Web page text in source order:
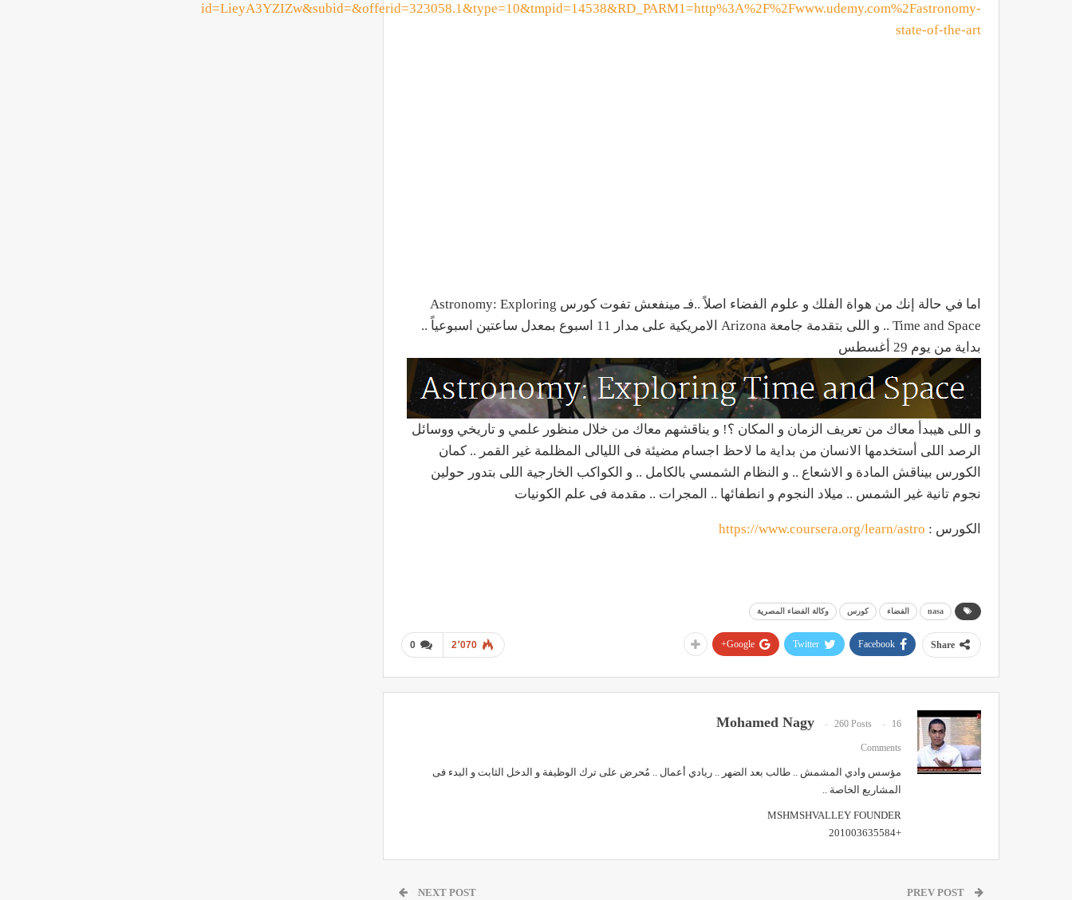
id=LieyA3YZIZw&subid=&offerid=323058.1&type=10&tmpid=14538&RD_PARM1=http%3A%2F%2Fwww.udemy.com%2Fastronomy-
state-of-the-art
اما في حالة إنك من هواة الفلك و علوم الفضاء اصلاً ..فـ مينفعش تفوت كورس Astronomy: Exploring
Time and Space .. و اللى بتقدمة جامعة Arizona الامريكية على مدار 11 اسبوع بمعدل ساعتين اسبوعياً ..
بداية من يوم 29 أغسطس
و اللى هيبدأ معاك من تعريف الزمان و المكان ؟! و يناقشهم معاك من خلال منظور علمي و تاريخي ووسائل
الرصد اللى أستخدمها الانسان من بداية ما لاحظ اجسام مضيئة فى الليالى المظلمة غير القمر .. كمان
الكورس بيناقش المادة و الاشعاع .. و النظام الشمسي بالكامل .. و الكواكب الخارجية اللى بتدور حولين
نجوم تانية غير الشمس .. ميلاد النجوم و انطفائها .. المجرات .. مقدمة فى علم الكونيات
الكورس : https://www.coursera.org/learn/astro
nasa الفضاء كورس وكالة الفضاء المصرية
0 2٬070 Share
Facebook
Twitter
Google+
Mohamed Nagy 260 Posts 16
Comments
مؤسس وادي المشمش .. طالب بعد الضهر .. ريادي أعمال .. مُحرض على ترك الوظيفة و الدخل الثابت و البدء فى
المشاريع الخاصة ..
MSHMSHVALLEY FOUNDER
+201003635584
NEXT POST